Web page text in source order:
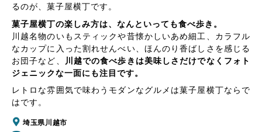
るのが、菓子屋横丁です。
菓子屋横丁の楽しみ方は、なんといっても食べ歩き。
川越名物のいもスティックや昔懐かしいあめ細工、カラフル
なカップに入った割れせんべい、ほんのり香ばしさを感じる
お団子など、
川越での食べ歩きは美味しさだけでなくフォト
ジェニックな一面にも注目です。
レトロな雰囲気で味わうモダンなグルメは菓子屋横丁ならで
はです。
埼玉県川越市